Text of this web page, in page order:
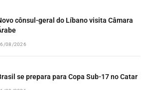
cônsul-geral do Líbano visita Câmara
08/2026
se prepara para Copa Sub-17 no Catar